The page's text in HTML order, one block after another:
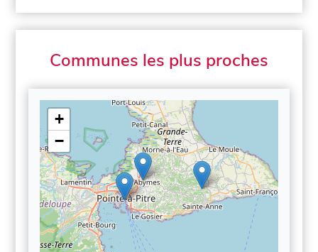
Communes les plus proches
+
−